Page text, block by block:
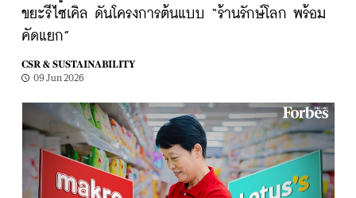
ขยะรีไซเคิล ดันโครงการต้นแบบ “ร้านรักษ์โลก พร้อม
คัดแยก”
CSR & SUSTAINABILITY
09 Jun 2026